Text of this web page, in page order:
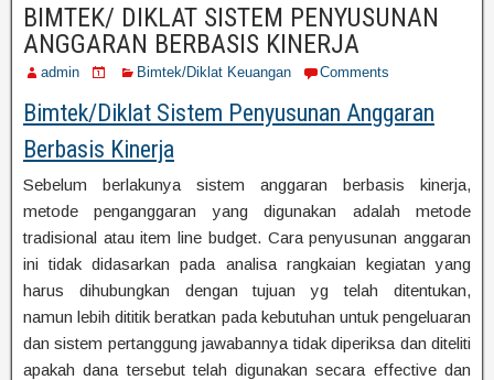
BIMTEK/ DIKLAT SISTEM PENYUSUNAN
ANGGARAN BERBASIS KINERJA
admin Bimtek/Diklat Keuangan Comments
Bimtek/Diklat Sistem Penyusunan Anggaran
Berbasis Kinerja
Sebelum berlakunya sistem anggaran berbasis kinerja,
metode penganggaran yang digunakan adalah metode
tradisional atau item line budget. Cara penyusunan anggaran
ini tidak didasarkan pada analisa rangkaian kegiatan yang
harus dihubungkan dengan tujuan yg telah ditentukan,
namun lebih dititik beratkan pada kebutuhan untuk pengeluaran
dan sistem pertanggung jawabannya tidak diperiksa dan diteliti
apakah dana tersebut telah digunakan secara effective dan